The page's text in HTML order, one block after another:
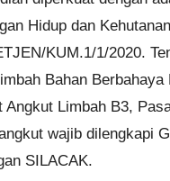
Hidup dan
KUM.1/1/2020.
Bahan Berbahaya
Angkut Limbah B3,
wajib dilengkapi
SILACAK.